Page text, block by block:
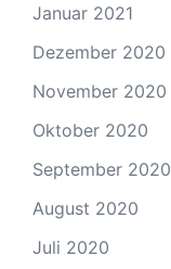
Januar 2021
Dezember 2020
November 2020
Oktober 2020
September 2020
August 2020
Juli 2020